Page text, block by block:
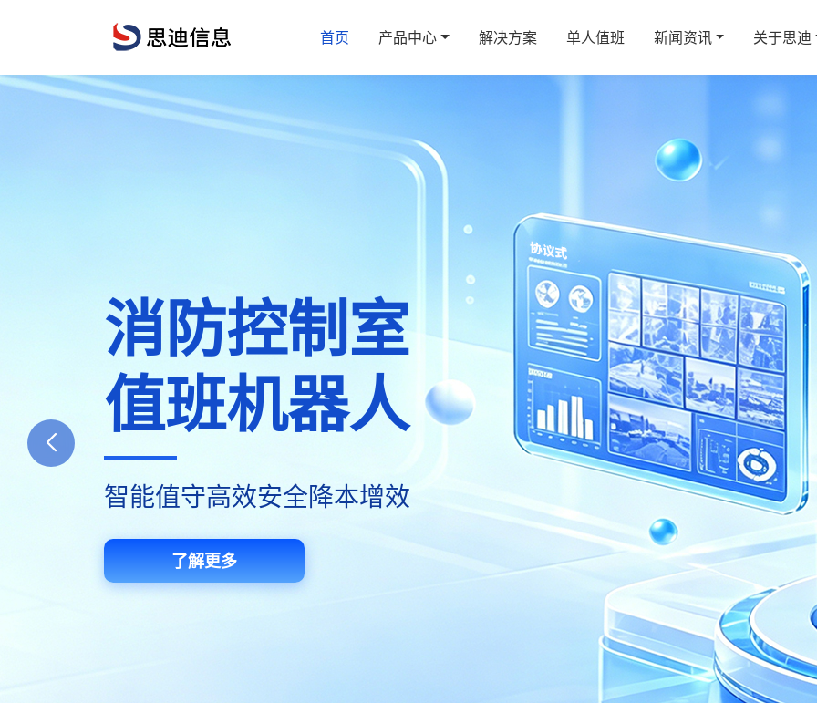
首页 产品中心 解决方案 单人值班 新闻资讯 关于思迪
远程值守平台
接警中心
单人值班·远程管控·智能告警·远程值守
了解更多
消防控制室
值班机器人
智能值守高效安全降本增效
了解更多
E管服消防
安全管理平台
一站式消防管理服务平台
了解更多